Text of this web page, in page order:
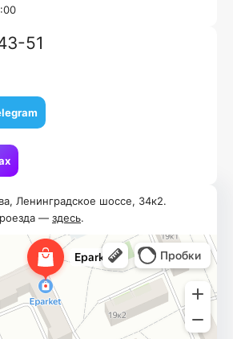
Ленинградское шоссе, 34к2.
— здесь.
51